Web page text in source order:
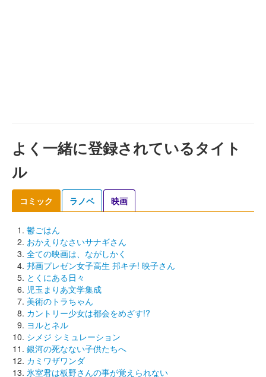
よく一緒に登録されているタイト
ル
コミック ラノベ 映画
鬱ごはん
おかえりなさいサナギさん
全ての映画は、ながしかく
邦画プレゼン女子高生 邦キチ! 映子さん
とくにある日々
児玉まりあ文学集成
美術のトラちゃん
カントリー少女は都会をめざす!?
ヨルとネル
シメジ シミュレーション
銀河の死なない子供たちへ
カミワザワンダ
氷室君は板野さんの事が覚えられない